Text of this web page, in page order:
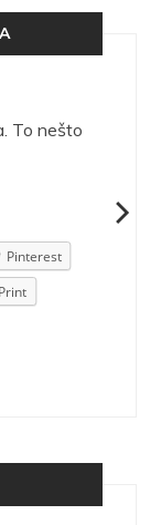
To nešto
Pinterest
Print